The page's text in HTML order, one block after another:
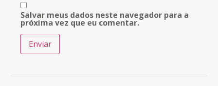
Salvar meus dados neste navegador para a
próxima vez que eu comentar.